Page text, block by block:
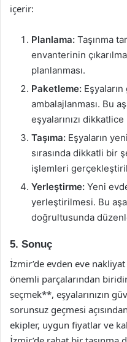
içerir:
Planlama: Taşınma
envanterinin
planlanması.
Paketleme:
ambalajlanması. Bu
eşyalarınızı
Taşıma: Eşyaların
sırasında dikkatli bir
işlemleri
Yerleştirme: Yeni
yerleştirilmesi. Bu
doğrultusunda
5. Sonuç
İzmir’de evden eve
önemli parçalarından
seçmek**, eşyalarınızın
sorunsuz geçmesi
ekipler, uygun fiyatlar ve